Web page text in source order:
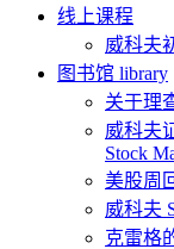
线上课程
威科夫
图书馆 library
关于理
威科夫
Stock
美股周
威科夫
克雷格